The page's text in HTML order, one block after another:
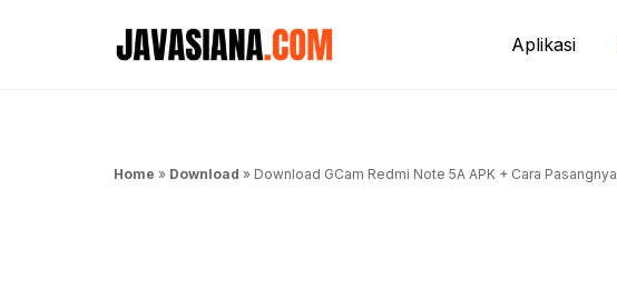
Aplikasi
Home » Download » Download GCam Redmi Note 5A APK + Cara Pasangnya